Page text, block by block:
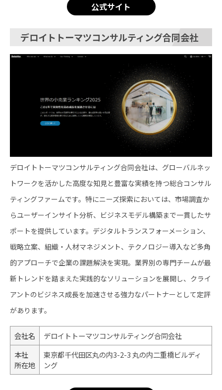
公式サイト
デロイトトーマツコンサルティング合同会社
デロイトトーマツコンサルティング合同会社は、グローバルネッ
トワークを活かした高度な知見と豊富な実績を持つ総合コンサル
ティングファームです。特にニーズ探索においては、市場調査か
らユーザーインサイト分析、ビジネスモデル構築まで一貫したサ
ポートを提供しています。デジタルトランスフォーメーション、
戦略立案、組織・人材マネジメント、テクノロジー導入など多角
的アプローチで企業の課題解決を実現。業界別の専門チームが最
新トレンドを踏まえた実践的なソリューションを展開し、クライ
アントのビジネス成長を加速させる強力なパートナーとして定評
があります。
会社名
デロイトトーマツコンサルティング合同会社
本社
所在地
東京都千代田区丸の内3-2-3 丸の内二重橋ビルディ
ング